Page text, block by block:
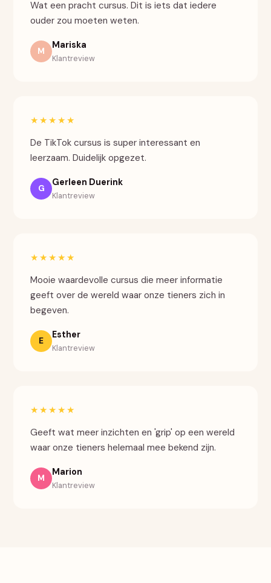
Wat een pracht cursus. Dit is iets dat iedere
ouder zou moeten weten.
M
Mariska
Klantreview
★★★★★
De TikTok cursus is super interessant en
leerzaam. Duidelijk opgezet.
G
Gerleen Duerink
Klantreview
★★★★★
Mooie waardevolle cursus die meer informatie
geeft over de wereld waar onze tieners zich in
begeven.
E
Esther
Klantreview
★★★★★
Geeft wat meer inzichten en 'grip' op een wereld
waar onze tieners helemaal mee bekend zijn.
M
Marion
Klantreview